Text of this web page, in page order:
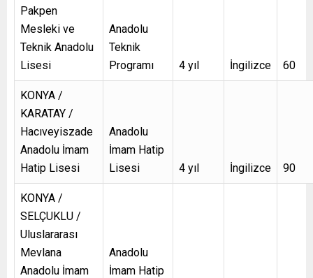
Pakpen
Mesleki ve
Teknik Anadolu
Lisesi
Anadolu
Teknik
Programı
4 yıl İngilizce 60
KONYA /
KARATAY /
Hacıveyiszade
Anadolu İmam
Hatip Lisesi
Anadolu
İmam Hatip
Lisesi
4 yıl İngilizce 90
KONYA /
SELÇUKLU /
Uluslararası
Mevlana
Anadolu İmam
Anadolu
İmam Hatip